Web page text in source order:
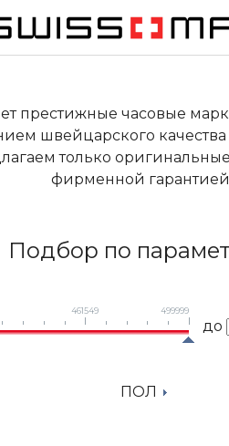
престижные часовые
швейцарского
только
фирменной
Подбор по
461549 499999
до
ПОЛ